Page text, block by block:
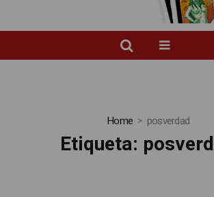
Home posverdad
Etiqueta: